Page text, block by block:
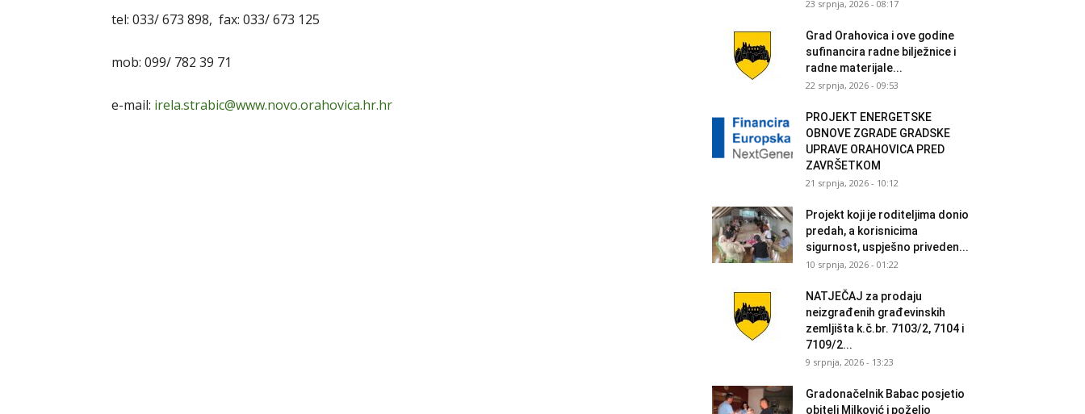
tel: 033/ 673 898, fax: 033/ 673 125
mob: 099/ 782 39 71
e-mail: irela.strabic@www.novo.orahovica.hr.hr
23 srpnja, 2026 - 08:17
Grad Orahovica i ove godine
sufinancira radne bilježnice i
radne materijale...
22 srpnja, 2026 - 09:53
PROJEKT ENERGETSKE
OBNOVE ZGRADE GRADSKE
UPRAVE ORAHOVICA PRED
ZAVRŠETKOM
21 srpnja, 2026 - 10:12
Projekt koji je roditeljima donio
predah, a korisnicima
sigurnost, uspješno priveden...
10 srpnja, 2026 - 01:22
NATJEČAJ za prodaju
neizgrađenih građevinskih
zemljišta k.č.br. 7103/2, 7104 i
7109/2...
9 srpnja, 2026 - 13:23
Gradonačelnik Babac posjetio
obitelj Milković i poželio